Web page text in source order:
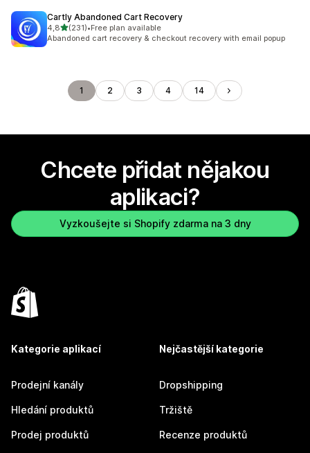
Cartly Abandoned Cart Recovery
4,8z 5 hvězd
(231)
Celkový počet recenzí: 231
•Free plan available
Abandoned cart recovery & checkout recovery with email popup
1 2 3 4 14
Chcete přidat nějakou
aplikaci?
Vyzkoušejte si Shopify zdarma na 3 dny
Kategorie aplikací
Prodejní kanály
Hledání produktů
Prodej produktů
Nejčastější kategorie
Dropshipping
Tržiště
Recenze produktů